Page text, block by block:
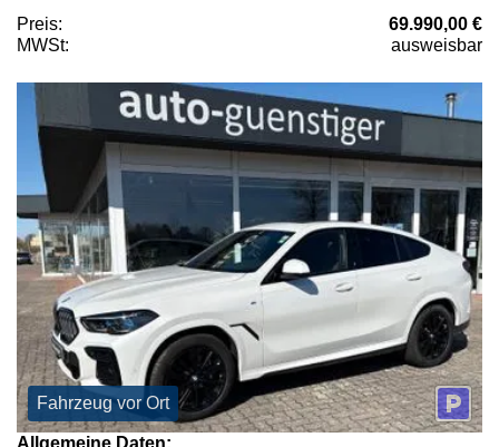
Preis:
69.990,00 €
MWSt:
ausweisbar
Fahrzeug vor Ort
Allgemeine Daten: